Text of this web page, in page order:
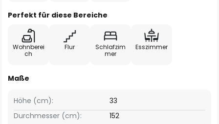
Perfekt für diese Bereiche
Wohnberei
ch
Flur
Schlafzim
mer
Esszimmer
Maße
Höhe (cm):
33
Durchmesser (cm):
152